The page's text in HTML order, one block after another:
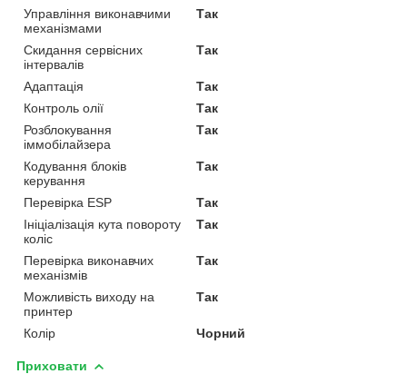
Управління виконавчими
механізмами
Так
Скидання сервісних
інтервалів
Так
Адаптація
Так
Контроль олії
Так
Розблокування
іммобілайзера
Так
Кодування блоків
керування
Так
Перевірка ESP
Так
Ініціалізація кута повороту
коліс
Так
Перевірка виконавчих
механізмів
Так
Можливість виходу на
принтер
Так
Колір Чорний
Приховати